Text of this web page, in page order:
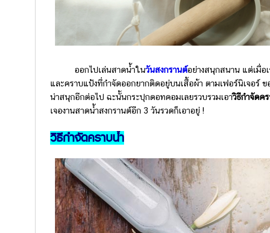
ออกไปเล่นสาดน้ำในวันสงกรานต์อย่างสนุกสนาน แต่เมื่อ
และคราบแป้งที่กำจัดออกยากติดอยู่บนเสื้อผ้า ตามเฟอร์นิเจอร์
น่าสนุกอีกต่อไป ฉะนั้นกระปุกดอทคอมเลยรวบรวมเอาวิธีกำจัดค
เจองานสาดน้ำสงกรานต์อีก 3 วันรวดก็เอาอยู่ !
วิธีกำจัดคราบน้ำ